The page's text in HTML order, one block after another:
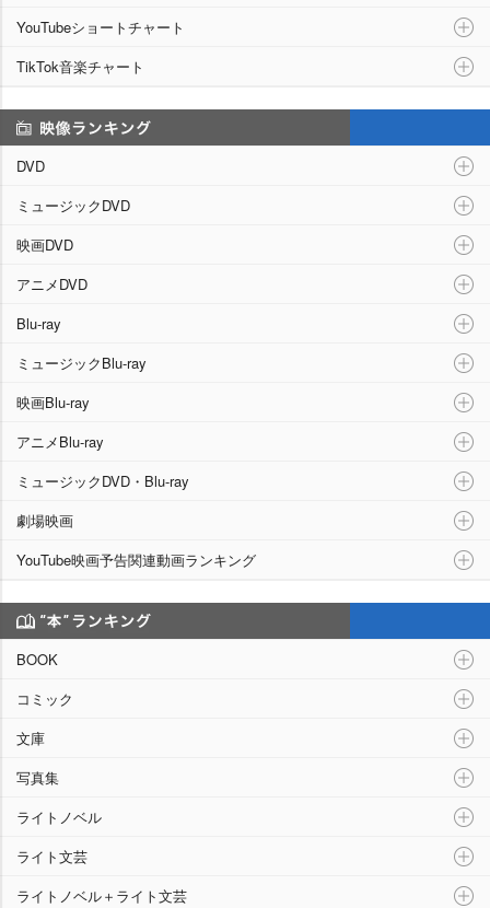
YouTubeショートチャート
TikTok音楽チャート
DVD
ミュージックDVD
映画DVD
アニメDVD
Blu-ray
ミュージックBlu-ray
映画Blu-ray
アニメBlu-ray
ミュージックDVD・Blu-ray
劇場映画
YouTube映画予告関連動画ランキング
BOOK
コミック
文庫
写真集
ライトノベル
ライト文芸
ライトノベル＋ライト文芸